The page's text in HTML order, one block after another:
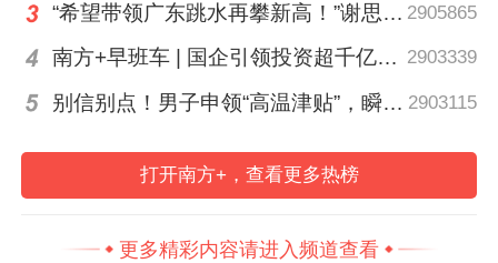
“希望带领广东跳水再攀新高！”谢思埸将亮相省运会开幕式 2905865
南方+早班车 | 国企引领投资超千亿！广东现代化海洋牧场建设提速 2903339
别信别点！男子申领“高温津贴”，瞬间被扣1800元…… 2903115
打开南方+，查看更多热榜
更多精彩内容请进入频道查看